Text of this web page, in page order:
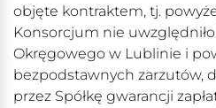
objęte kontraktem, tj.
Konsorcjum nie
Okręgowego w Lublinie i
bezpodstawnych zarzutów,
przez Spółkę gwarancji